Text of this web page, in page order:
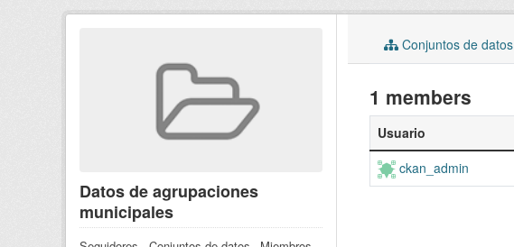
Datos de agrupaciones
municipales
Conjuntos de datos
1 members
Usuario
ckan_admin